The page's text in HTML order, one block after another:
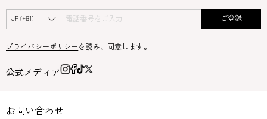
ご登録
プライバシーポリシー を読み、同意します。
公式メディア
お問い合わせ